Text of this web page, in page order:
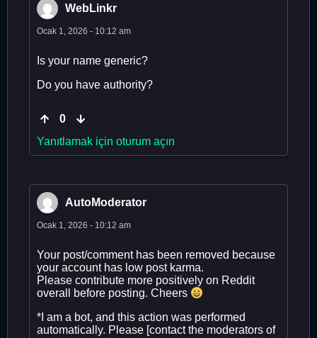
WebLinkr
Ocak 1, 2026 - 10:12 am
Is your name generic?
Do you have authority?
0
Yanıtlamak için oturum açın
AutoModerator
Ocak 1, 2026 - 10:12 am
Your post/comment has been removed because
your account has low post karma.
Please contribute more positively on Reddit
overall before posting. Cheers
*I am a bot, and this action was performed
automatically. Please [contact the moderators of